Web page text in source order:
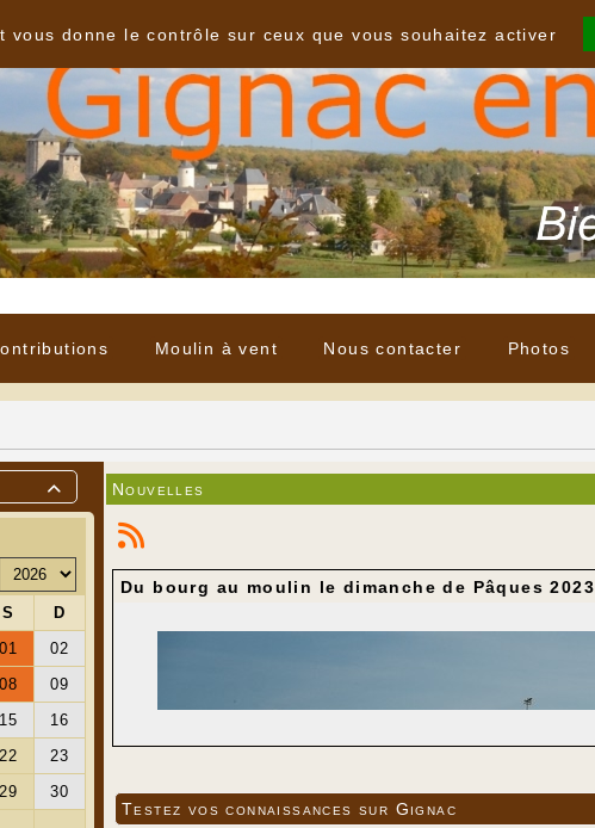
Moulin à vent Nous contacter Photos
 Nouvelles
Du bourg au moulin le dimanche de Pâques 2023
Testez vos connaissances sur Gignac
vous donne le contrôle sur ceux que vous souhaitez activer